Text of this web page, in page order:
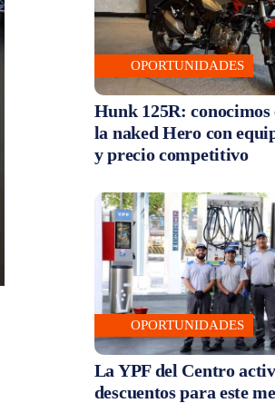
OPORTUNIDADES
Hunk 125R: conocimos
la naked Hero con
y precio competitivo
OPORTUNIDADES
La YPF del Centro
descuentos para este